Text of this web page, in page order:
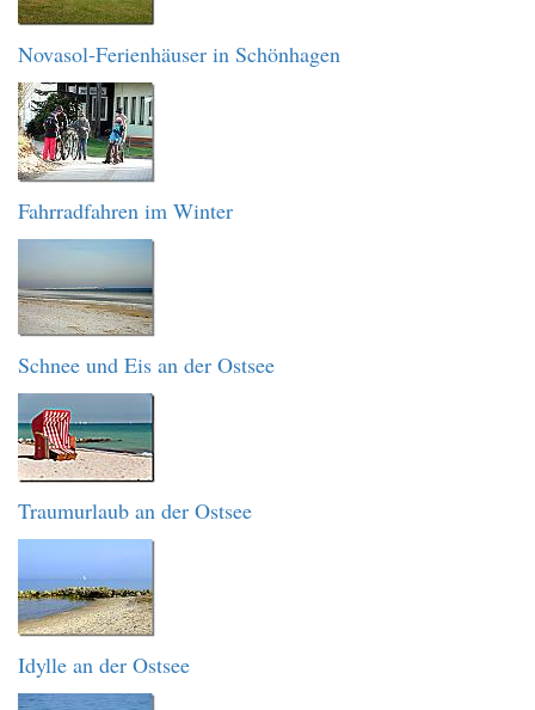
Novasol-Ferienhäuser in Schönhagen
Fahrradfahren im Winter
Schnee und Eis an der Ostsee
Traumurlaub an der Ostsee
Idylle an der Ostsee